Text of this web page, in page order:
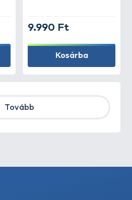
9.990 Ft
Kosárba
Tovább